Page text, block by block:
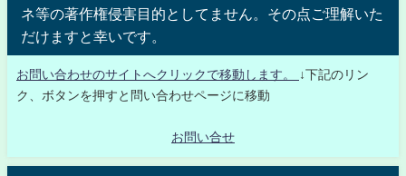
ネ等の著作権侵害目的としてません。その点ご理解いた
だけますと幸いです。
お問い合わせのサイトへクリックで移動します。
↓下記のリン
ク、ボタンを押すと問い合わせページに移動
お問い合せ